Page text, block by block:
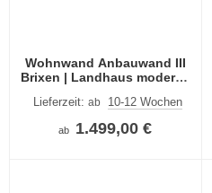
Wohnwand Anbauwand III
Brixen | Landhaus modern |
Oak | 4-teilig | LED
Beleuchtung
Lieferzeit: ab 10-12 Wochen
ab 1.499,00 €